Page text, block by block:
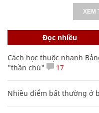
XEM
Đọc nhiều
Cách học thuộc nhanh
"thần chú"
17
Nhiều điểm bất thường ở